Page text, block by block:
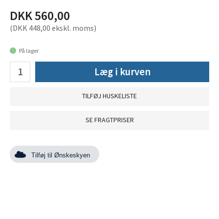
DKK 560,00
(DKK 448,00 ekskl. moms)
På lager
Læg i kurven
TILFØJ HUSKELISTE
SE FRAGTPRISER
Tilføj til Ønskeskyen